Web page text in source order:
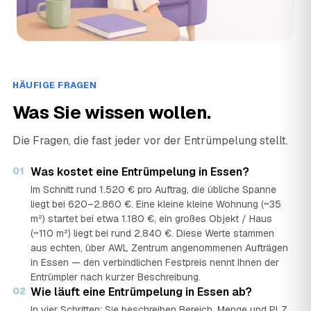
HÄUFIGE FRAGEN
Was Sie wissen wollen.
Die Fragen, die fast jeder vor der Entrümpelung stellt.
01 Was kostet eine Entrümpelung in Essen?
Im Schnitt rund 1.520 € pro Auftrag, die übliche Spanne
liegt bei 620–2.860 €. Eine kleine kleine Wohnung (~35
m²) startet bei etwa 1.180 €, ein großes Objekt / Haus
(~110 m²) liegt bei rund 2.840 €. Diese Werte stammen
aus echten, über AWL Zentrum angenommenen Aufträgen
in Essen — den verbindlichen Festpreis nennt Ihnen der
Entrümpler nach kurzer Beschreibung.
02 Wie läuft eine Entrümpelung in Essen ab?